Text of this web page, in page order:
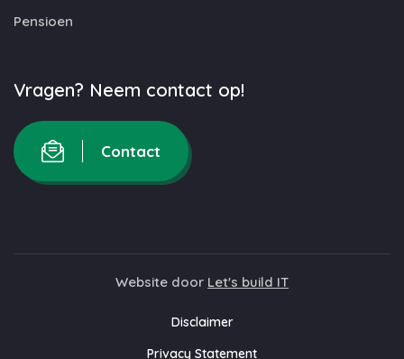
Pensioen
Vragen? Neem contact op!
Contact
Website door Let's build IT
Disclaimer
Privacy Statement